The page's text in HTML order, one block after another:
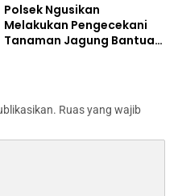
Polsek Ngusikan
Melakukan Pengecekani
Tanaman Jagung Bantuan
Ruas yang wajib